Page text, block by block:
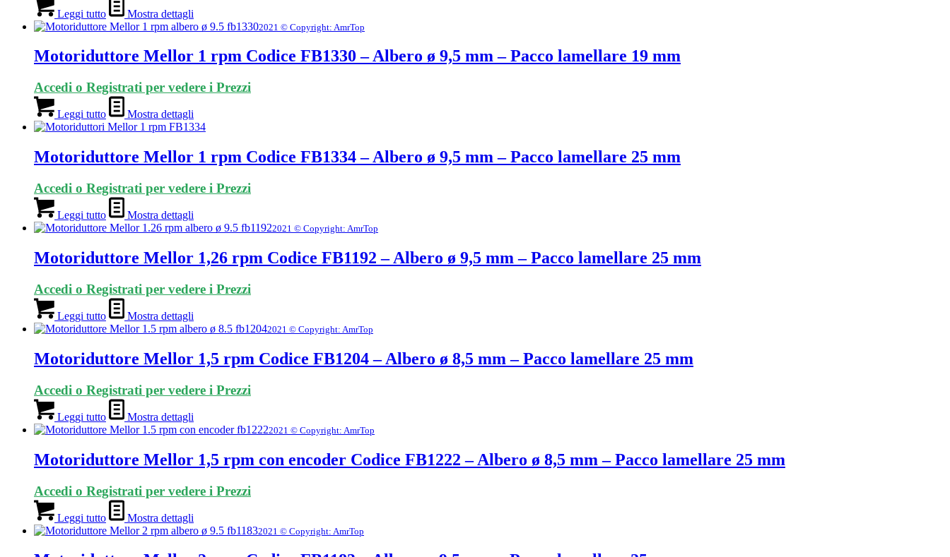
Leggi tutto Mostra dettagli
2021 © Copyright: AmrTop
Motoriduttore Mellor 1 rpm Codice FB1330 – Albero ø 9,5 mm – Pacco lamellare 19 mm
Accedi o Registrati per vedere i Prezzi
Leggi tutto Mostra dettagli
Motoriduttore Mellor 1 rpm Codice FB1334 – Albero ø 9,5 mm – Pacco lamellare 25 mm
Accedi o Registrati per vedere i Prezzi
Leggi tutto Mostra dettagli
2021 © Copyright: AmrTop
Motoriduttore Mellor 1,26 rpm Codice FB1192 – Albero ø 9,5 mm – Pacco lamellare 25 mm
Accedi o Registrati per vedere i Prezzi
Leggi tutto Mostra dettagli
2021 © Copyright: AmrTop
Motoriduttore Mellor 1,5 rpm Codice FB1204 – Albero ø 8,5 mm – Pacco lamellare 25 mm
Accedi o Registrati per vedere i Prezzi
Leggi tutto Mostra dettagli
2021 © Copyright: AmrTop
Motoriduttore Mellor 1,5 rpm con encoder Codice FB1222 – Albero ø 8,5 mm – Pacco lamellare 25 mm
Accedi o Registrati per vedere i Prezzi
Leggi tutto Mostra dettagli
2021 © Copyright: AmrTop